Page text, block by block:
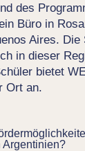
des
Büro in
Aires. Die
in dieser
bietet
Ort an.
Argentinien?